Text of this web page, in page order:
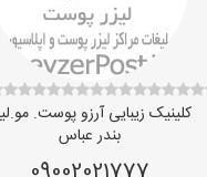
کلینیک زیبایی آرزو پوست.
بندر عباس